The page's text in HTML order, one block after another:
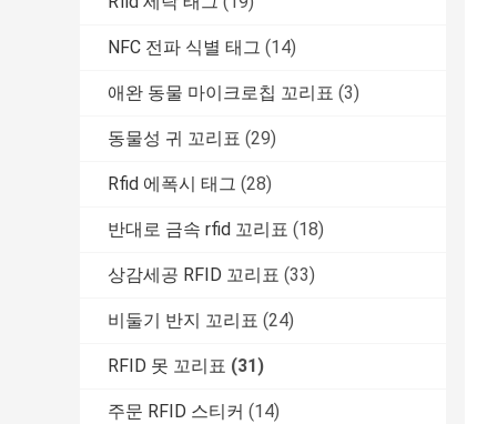
NFC 전파 식별 태그 (14)
애완 동물 마이크로칩 꼬리표 (3)
동물성 귀 꼬리표 (29)
Rfid 에폭시 태그 (28)
반대로 금속 rfid 꼬리표 (18)
상감세공 RFID 꼬리표 (33)
비둘기 반지 꼬리표 (24)
RFID 못 꼬리표 (31)
주문 RFID 스티커 (14)